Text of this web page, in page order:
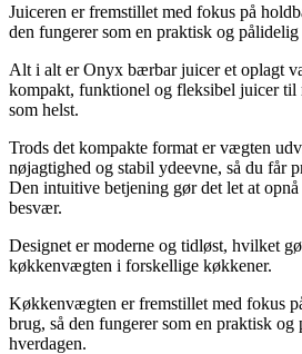
Juiceren er fremstillet med fokus på
den fungerer som en praktisk og
Alt i alt er Onyx bærbar juicer et oplagt
kompakt, funktionel og fleksibel juicer
som helst.
Trods det kompakte format er vægten
nøjagtighed og stabil ydeevne, så du får
Den intuitive betjening gør det let at opnå
besvær.
Designet er moderne og tidløst, hvilket
køkkenvægten i forskellige køkkener.
Køkkenvægten er fremstillet med fokus
brug, så den fungerer som en praktisk
hverdagen.